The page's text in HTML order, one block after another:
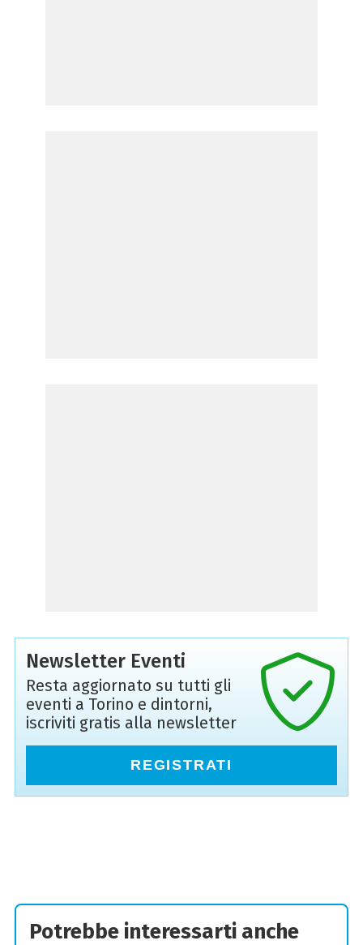
Newsletter Eventi
Resta aggiornato su tutti gli
eventi a Torino e dintorni,
iscriviti gratis alla newsletter
REGISTRATI
Potrebbe interessarti anche